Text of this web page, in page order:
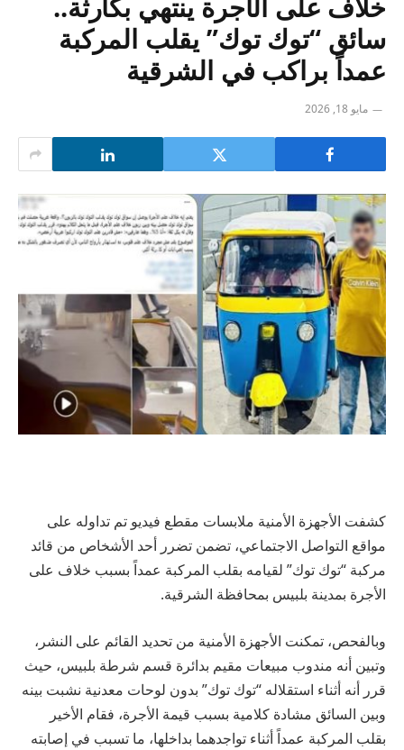
سائق “توك توك” يقلب المركبة
عمداً براكب في الشرقية
مايو 18, 2026
كشفت الأجهزة الأمنية ملابسات مقطع فيديو تم تداوله على
مواقع التواصل الاجتماعي، تضمن تضرر أحد الأشخاص من قائد
مركبة “توك توك” لقيامه بقلب المركبة عمداً بسبب خلاف على
الأجرة بمدينة بلبيس بمحافظة الشرقية.
وبالفحص، تمكنت الأجهزة الأمنية من تحديد القائم على النشر،
وتبين أنه مندوب مبيعات مقيم بدائرة قسم شرطة بلبيس، حيث
قرر أنه أثناء استقلاله “توك توك” بدون لوحات معدنية نشبت بينه
وبين السائق مشادة كلامية بسبب قيمة الأجرة، فقام الأخير
بقلب المركبة عمداً أثناء تواجدهما بداخلها، ما تسبب في إصابته